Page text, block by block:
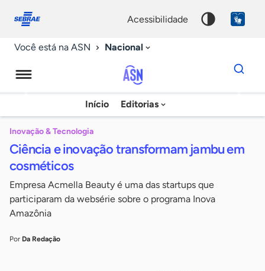
conosco
acessibilidade
Você está na ASN Nacional
Agência
Sebrae
Notícias
Início Editorias
Dados
para
chave
Inovação & Tecnologia
Ciência e inovação transformam jambu em
cosméticos
Empresa Acmella Beauty é uma das startups que
participaram da websérie sobre o programa Inova
Amazônia
Por Da Redação